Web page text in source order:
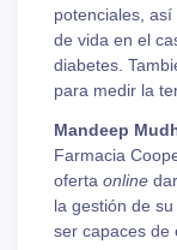
potenciales,
de vida en el
diabetes.
para medir la
Mandeep
Farmacia
oferta online
la gestión de
ser capaces de